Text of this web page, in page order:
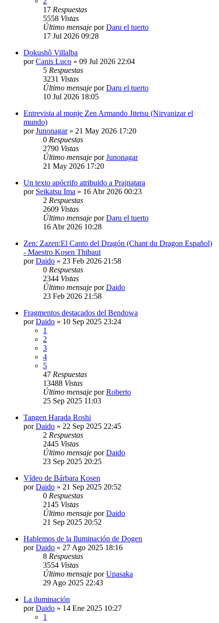
17 Respuestas
5558 Vistas
Último mensaje porDaru el tuerto
17 Jul 2026 09:28
Dokushô Villalba
porCanis Luco » 09 Jul 2026 22:04
5 Respuestas
3231 Vistas
Último mensaje porDaru el tuerto
10 Jul 2026 18:05
Entrevista al monje Zen Armando Jitetsu (Nirvanizar el
mundo)
porJunonagar» 21 May 2026 17:20
0 Respuestas
2790 Vistas
Último mensaje porJunonagar
21 May 2026 17:20
Un texto apócrifo atribuido a Prajnatara
por Seikatsu Ima » 16 Abr 2026 00:23
2 Respuestas
2609 Vistas
Último mensaje porDaru el tuerto
16 Abr 2026 10:28
Zen: Zazen:El Canto del Dragón (Chant du Dragon Español)
- Maestro Kosen Thibaut
porDaido » 23 Feb 2026 21:58
0 Respuestas
2344 Vistas
Último mensaje porDaido
23 Feb 2026 21:58
Fragmentos destacados del Bendowa
porDaido » 10 Sep 2025 23:24
1
2
3
4
5
47 Respuestas
13488 Vistas
Último mensaje porRoberto
25 Sep 2025 11:03
Tangen Harada Roshi
porDaido » 22 Sep 2025 22:45
2 Respuestas
2445 Vistas
Último mensaje porDaido
23 Sep 2025 20:25
Vídeo de Bárbara Kosen
porDaido » 21 Sep 2025 20:52
0 Respuestas
2145 Vistas
Último mensaje porDaido
21 Sep 2025 20:52
Hablemos de la Iluminación de Dogen
porDaido » 27 Ago 2025 18:16
8 Respuestas
3554 Vistas
Último mensaje porUpasaka
29 Ago 2025 22:43
La iluminación
porDaido » 14 Ene 2025 10:27
1